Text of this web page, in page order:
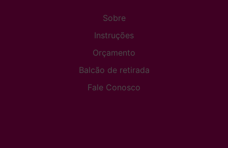
Sobre
Instruções
Orçamento
Balcão de retirada
Fale Conosco